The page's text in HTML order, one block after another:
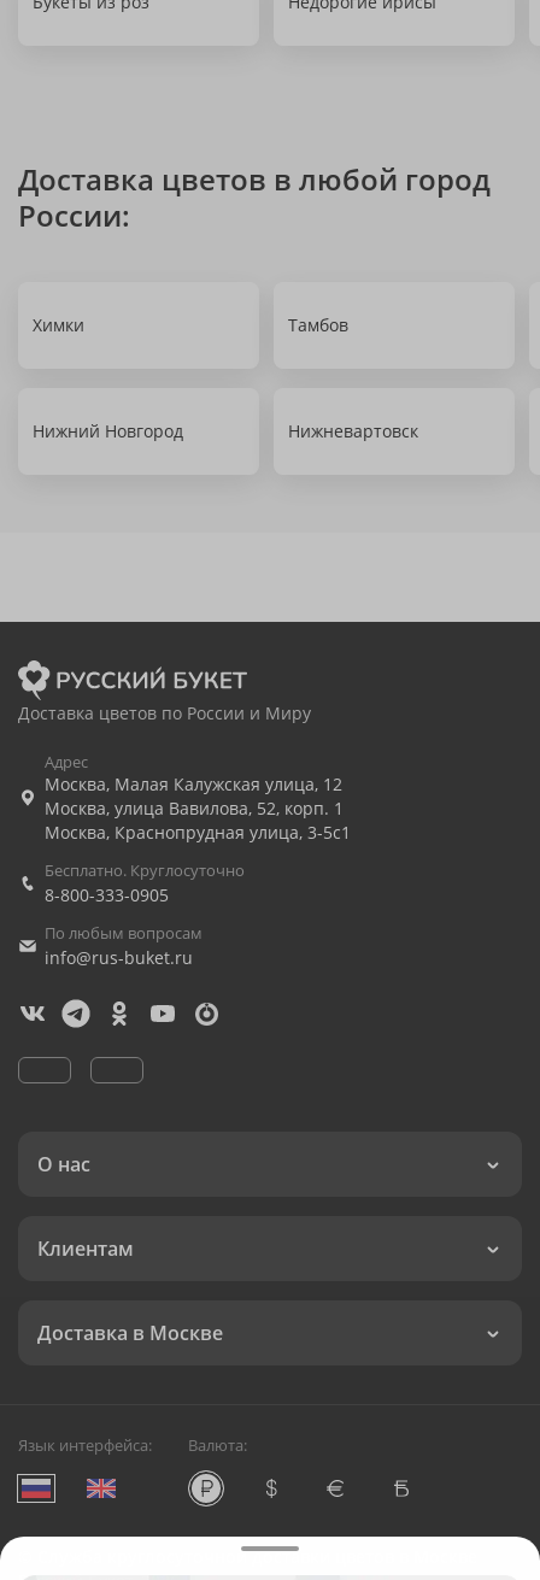
Доставка цветов в любой город
России:
Химки Тамбов
Нижний Новгород Нижневартовск
Доставка цветов по России и Миру
Адрес
Москва, Малая Калужская улица, 12
Москва, улица Вавилова, 52, корп. 1
Москва, Краснопрудная улица, 3-5с1
Бесплатно. Круглосуточно
8-800-333-0905
По любым вопросам
info@rus-buket.ru
О нас
Клиентам
Доставка в Москве
Язык интерфейса: Валюта:
Служба круглосуточной доставки цветов в Москве